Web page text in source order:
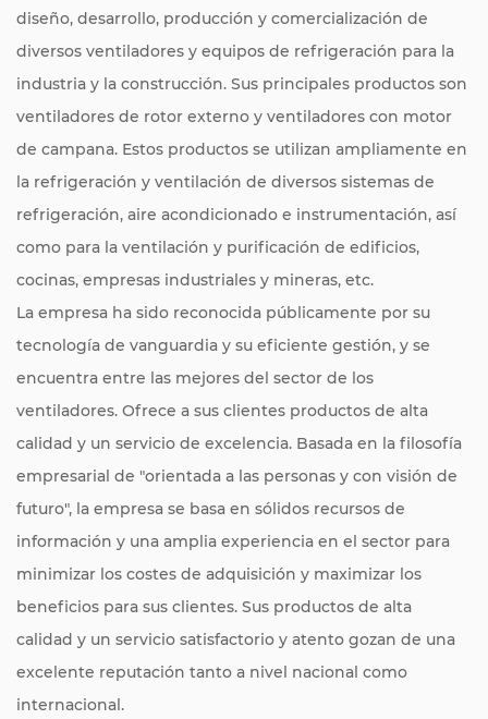
diseño, desarrollo, producción y comercialización de
diversos ventiladores y equipos de refrigeración para la
industria y la construcción. Sus principales productos son
ventiladores de rotor externo y ventiladores con motor
de campana. Estos productos se utilizan ampliamente en
la refrigeración y ventilación de diversos sistemas de
refrigeración, aire acondicionado e instrumentación, así
como para la ventilación y purificación de edificios,
cocinas, empresas industriales y mineras, etc.
La empresa ha sido reconocida públicamente por su
tecnología de vanguardia y su eficiente gestión, y se
encuentra entre las mejores del sector de los
ventiladores. Ofrece a sus clientes productos de alta
calidad y un servicio de excelencia. Basada en la filosofía
empresarial de "orientada a las personas y con visión de
futuro", la empresa se basa en sólidos recursos de
información y una amplia experiencia en el sector para
minimizar los costes de adquisición y maximizar los
beneficios para sus clientes. Sus productos de alta
calidad y un servicio satisfactorio y atento gozan de una
excelente reputación tanto a nivel nacional como
internacional.